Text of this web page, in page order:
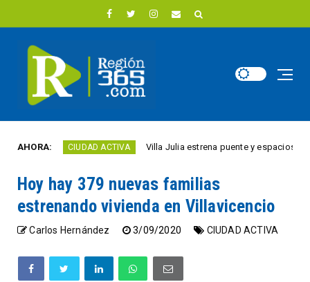
AHORA:CIUDAD ACTIVA Villa Julia estrena puente y espacios
Hoy hay 379 nuevas familias
estrenando vivienda en Villavicencio
Carlos Hernández 3/09/2020 CIUDAD ACTIVA